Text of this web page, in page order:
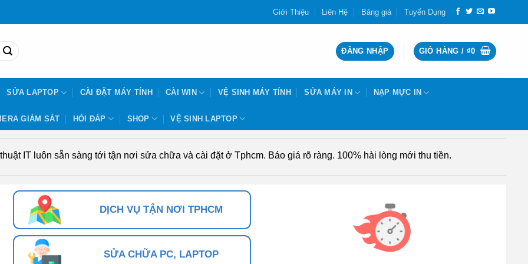
Giới Thiệu Liên Hệ Bảng giá Tuyển Dụng
ĐĂNG NHẬP GIỎ HÀNG / ₫0
SỬA LAPTOP CÀI ĐẶT MÁY TÍNH CÀI WIN VỆ SINH MÁY TÍNH SỬA MÁY IN NẠP MỰC IN
GIÁM SÁT HỎI ĐÁP SHOP VỆ SINH LAPTOP
IT luôn sẵn sàng tới tận nơi sửa chữa và cài đặt ở Tphcm. Báo giá rõ ràng. 100% hài lòng mới thu tiền.
DỊCH VỤ TẬN NƠI TPHCM
SỬA CHỮA PC, LAPTOP